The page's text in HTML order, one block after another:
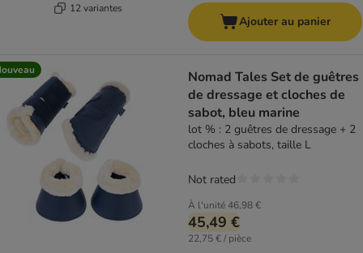
12 variantes
Ajouter au panier
Nomad Tales Set de guêtres
de dressage et cloches de
sabot, bleu marine
lot % : 2 guêtres de dressage + 2
cloches à sabots, taille L
À l'unité46,98 €
45,49 €
22,75 € / pièce
Not rated